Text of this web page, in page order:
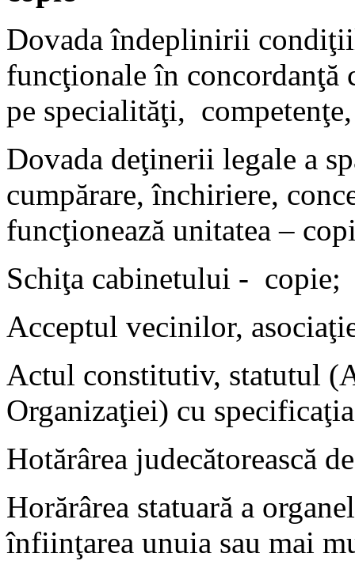
Dovada îndeplinirii
funcţionale în concordanţă
pe specialităţi,
Dovada deţinerii legale a
cumpărare, închiriere,
funcţionează unitatea –
Schiţa cabinetului - copie;
Acceptul vecinilor,
Actul constitutiv, statutul
Organizaţiei) cu
Hotărârea judecătorească
Horărârea statuară a
înfiinţarea unuia sau mai